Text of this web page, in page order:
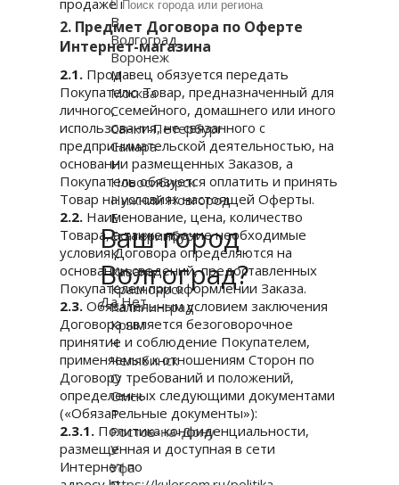
продаже на Сайте.
2. Предмет Договора по Оферте
Интернет-магазина
2.1. Продавец обязуется передать
Покупателю Товар, предназначенный для
личного, семейного, домашнего или иного
использования, не связанного с
предпринимательской деятельностью, на
основании размещенных Заказов, а
Покупатель обязуется оплатить и принять
Товар на условиях настоящей Оферты.
2.2. Наименование, цена, количество
Товара, а также прочие необходимые
условия Договора определяются на
основании сведений, предоставленных
Покупателем при оформлении Заказа.
2.3. Обязательным условием заключения
Договора является безоговорочное
принятие и соблюдение Покупателем,
применяемых к отношениям Сторон по
Договору требований и положений,
определенных следующими документами
(«Обязательные документы»):
2.3.1. Политика конфиденциальности,
размещенная и доступная в сети
Интернет по
Ваш город
Волгоград?
Да Нет
В
Волгоград
Воронеж
М
Москва
С
Санкт-Петербург
Самара
Н
Новосибирск
Нижний Новгород
Е
Екатеринбург
К
Казань
Красноярск
Калининград
Крым
Ч
Челябинск
О
Омск
Р
Ростов-на-Дону
У
Уфа